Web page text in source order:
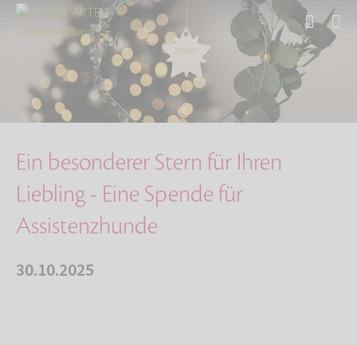
Über uns
Aktuelles
Ein besonderer Stern für Ihren Liebling - Ein…
Ein besonderer Stern für Ihren
Liebling - Eine Spende für
Assistenzhunde
30.10.2025